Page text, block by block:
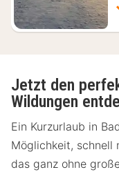
Jetzt den
Wildungen
Ein Kurzurlaub in
Möglichkeit, schnell
das ganz ohne